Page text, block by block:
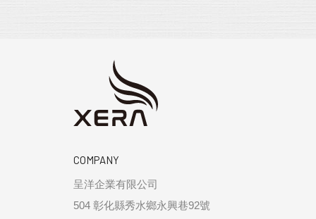
COMPANY
呈洋企業有限公司
504 彰化縣秀水鄉永興巷92號